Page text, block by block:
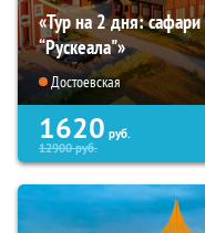
«Тур на 2 дня:
“Рускеала"»
Достоевская
1620 руб.
12900руб.